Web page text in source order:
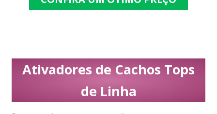
Ativadores de Cachos Tops
de Linha